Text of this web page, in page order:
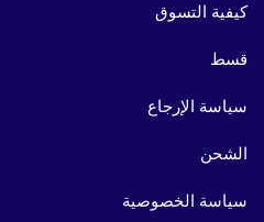
كيفية التسوق
قسط
سياسة الإرجاع
الشحن
سياسة الخصوصية